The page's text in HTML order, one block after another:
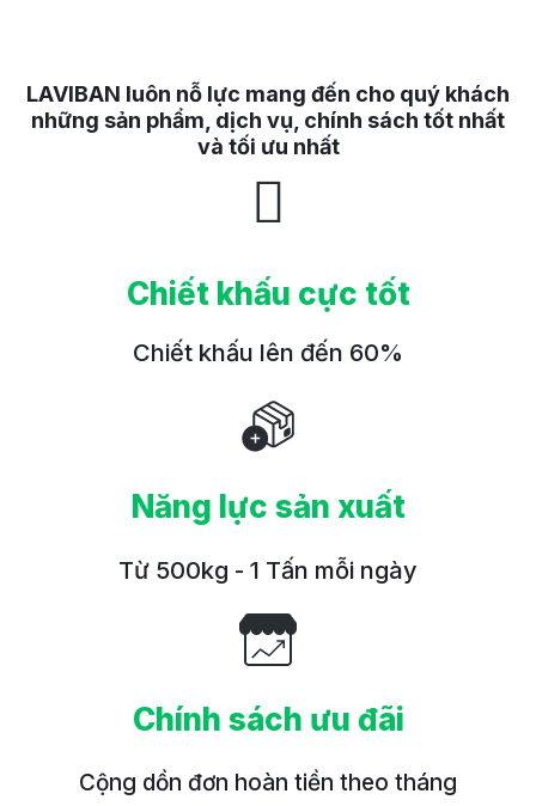
LAVIBAN luôn nỗ lực mang đến cho quý khách
những sản phẩm, dịch vụ, chính sách tốt nhất
và tối ưu nhất
Chiết khấu cực tốt
Chiết khấu lên đến 60%
Năng lực sản xuất
Từ 500kg - 1 Tấn mỗi ngày
Chính sách ưu đãi
Cộng dồn đơn hoàn tiền theo tháng